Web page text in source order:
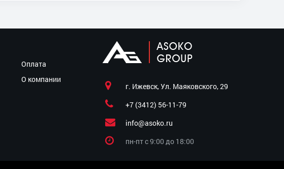
Оплата
О компании
г. Ижевск, Ул. Маяковского, 29
+7 (3412) 56-11-79
info@asoko.ru
пн-пт c 9:00 до 18:00